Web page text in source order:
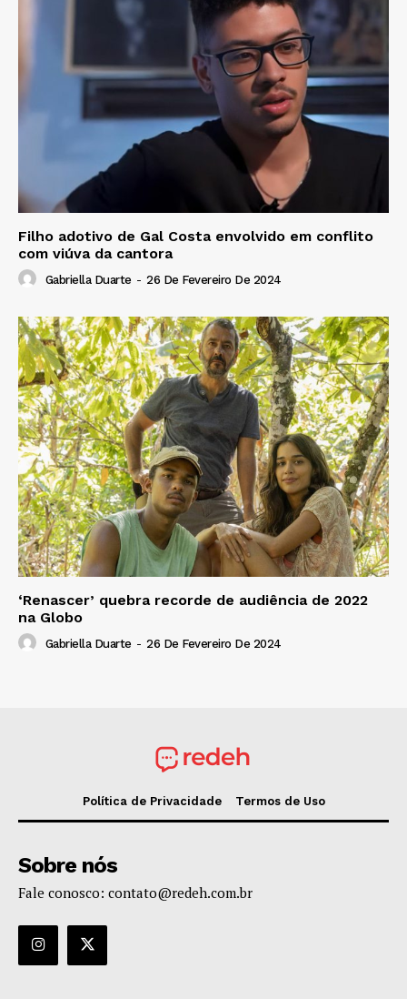
Filho adotivo de Gal Costa envolvido em conflito
com viúva da cantora
Gabriella Duarte - 26 De Fevereiro De 2024
‘Renascer’ quebra recorde de audiência de 2022
na Globo
Gabriella Duarte - 26 De Fevereiro De 2024
Política de Privacidade Termos de Uso
Sobre nós
Fale conosco: contato@redeh.com.br